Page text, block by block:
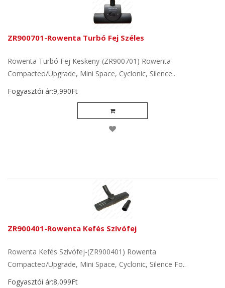
ZR900701-Rowenta Turbó Fej Széles
Rowenta Turbó Fej Keskeny-(ZR900701) Rowenta
Compacteo/Upgrade, Mini Space, Cyclonic, Silence..
Fogyasztói ár:9,990Ft
ZR900401-Rowenta Kefés Szívófej
Rowenta Kefés Szívófej-(ZR900401) Rowenta
Compacteo/Upgrade, Mini Space, Cyclonic, Silence Fo..
Fogyasztói ár:8,099Ft